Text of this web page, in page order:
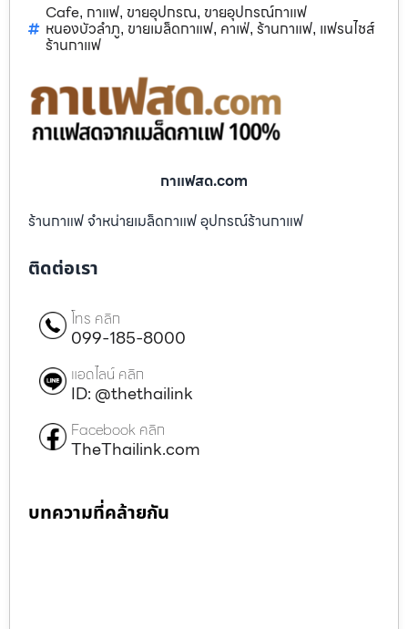
Cafe, กาแฟ, ขายอุปกรณ, ขายอุปกรณ์กาแฟ
หนองบัวลำภู, ขายเมล็ดกาแฟ, คาเฟ่, ร้านกาแฟ, แฟรนไชส์
ร้านกาแฟ
กาแฟสด.com
ร้านกาแฟ จำหน่ายเมล็ดกาแฟ อุปกรณ์ร้านกาแฟ
ติดต่อเรา
โทร คลิก
099-185-8000
แอดไลน์ คลิก
ID: @thethailink
Facebook คลิก
TheThailink.com
บทความที่คล้ายกัน